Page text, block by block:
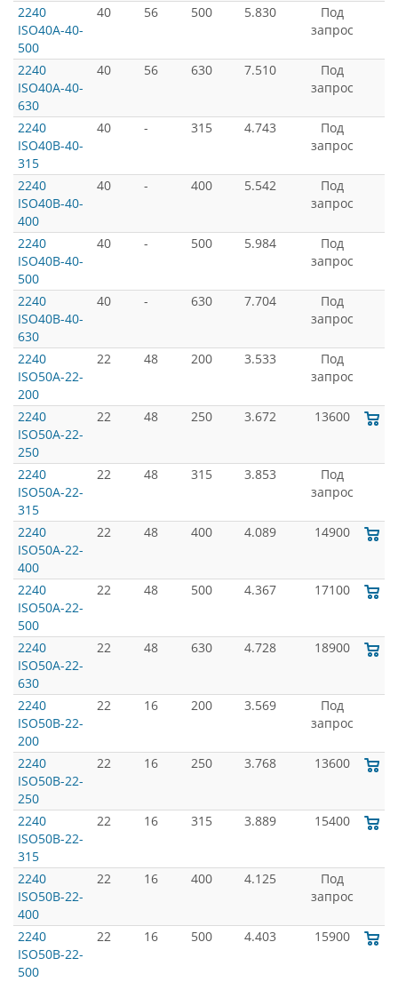
2240
ISO40A-40-
500
40 56 500 5.830
Под
запрос
2240
ISO40A-40-
630
40 56 630 7.510
Под
запрос
2240
ISO40B-40-
315
40 - 315 4.743
Под
запрос
2240
ISO40B-40-
400
40 - 400 5.542
Под
запрос
2240
ISO40B-40-
500
40 - 500 5.984
Под
запрос
2240
ISO40B-40-
630
40 - 630 7.704
Под
запрос
2240
ISO50A-22-
200
22 48 200 3.533
Под
запрос
2240
ISO50A-22-
250
22 48 250 3.672 13600
2240
ISO50A-22-
315
22 48 315 3.853
Под
запрос
2240
ISO50A-22-
400
22 48 400 4.089 14900
2240
ISO50A-22-
500
22 48 500 4.367 17100
2240
ISO50A-22-
630
22 48 630 4.728 18900
2240
ISO50B-22-
200
22 16 200 3.569
Под
запрос
2240
ISO50B-22-
250
22 16 250 3.768 13600
2240
ISO50B-22-
315
22 16 315 3.889 15400
2240
ISO50B-22-
400
22 16 400 4.125
Под
запрос
2240
ISO50B-22-
500
22 16 500 4.403 15900